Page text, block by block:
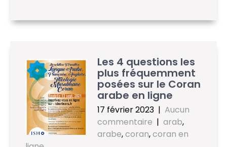
Les 4 questions les
plus fréquemment
posées sur le Coran
arabe en ligne
17 février 2023 | Aucun
commentaire | arab,
arabe,coran,coran en